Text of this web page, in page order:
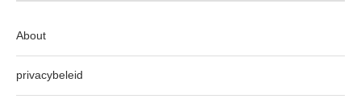
About
privacybeleid